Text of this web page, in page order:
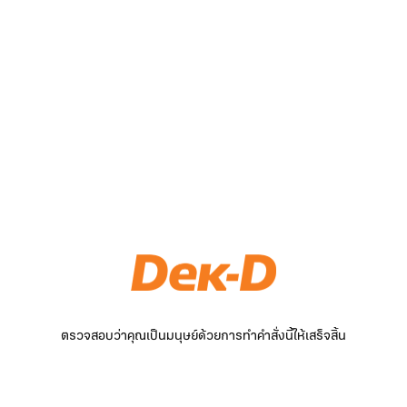
ตรวจสอบว่าคุณเป็นมนุษย์ด้วยการทำคำสั่งนี้ให้เสร็จสิ้น